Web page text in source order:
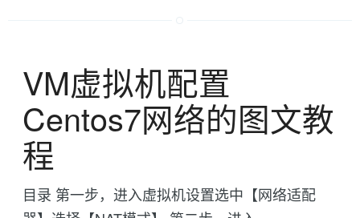
VM虚拟机配置
Centos7网络的图文教
程
目录 第一步，进入虚拟机设置选中【网络适配